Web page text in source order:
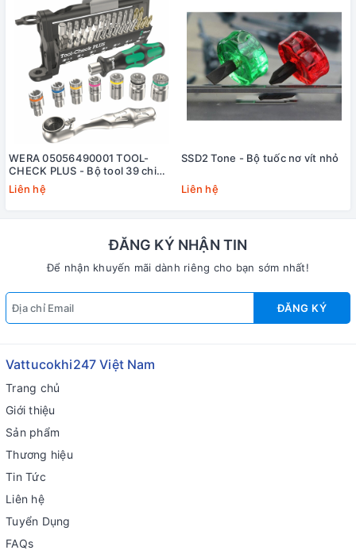
WERA 05056490001 TOOL-
CHECK PLUS - Bộ tool 39 chi
tiết cho xe đạp và xe đạp điện
Liên hệ
SSD2 Tone - Bộ tuốc nơ vít nhỏ
Liên hệ
ĐĂNG KÝ NHẬN TIN
Để nhận khuyến mãi dành riêng cho bạn sớm nhất!
ĐĂNG KÝ
Vattucokhi247 Việt Nam
Trang chủ
Giới thiệu
Sản phẩm
Thương hiệu
Tin Tức
Liên hệ
Tuyển Dụng
FAQs